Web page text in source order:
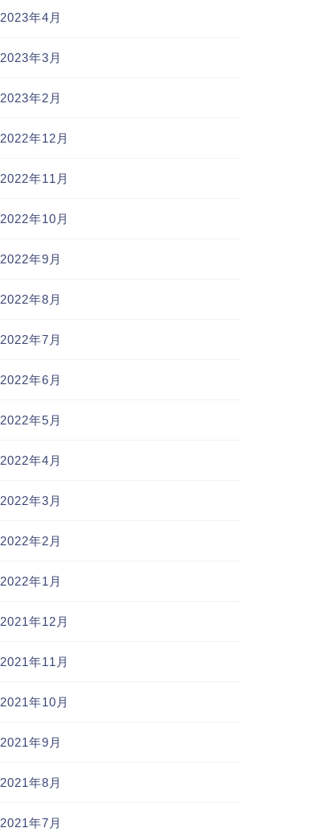
2023年4月
2023年3月
2023年2月
2022年12月
2022年11月
2022年10月
2022年9月
2022年8月
2022年7月
2022年6月
2022年5月
2022年4月
2022年3月
2022年2月
2022年1月
2021年12月
2021年11月
2021年10月
2021年9月
2021年8月
2021年7月